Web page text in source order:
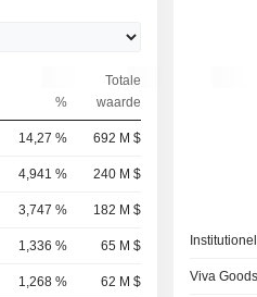
%
Totale
waarde
14,27 % 692 M $
4,941 % 240 M $
3,747 % 182 M $
1,336 % 65 M $
1,268 % 62 M $ Viva